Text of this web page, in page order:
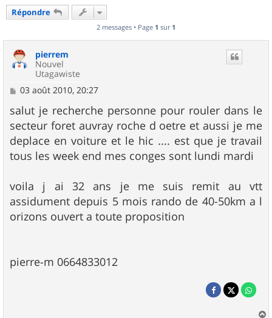
Répondre
2 messages • Page 1 sur 1
pierrem
Nouvel
Utagawiste
M
s
s
a
g
e
03 août 2010, 20:27
salut je recherche personne pour rouler dans le
secteur foret auvray roche d oetre et aussi je me
deplace en voiture et le hic .... est que je travail
tous les week end mes conges sont lundi mardi
voila j ai 32 ans je me suis remit au vtt
assidument depuis 5 mois rando de 40-50km a l
orizons ouvert a toute proposition
pierre-m 0664833012